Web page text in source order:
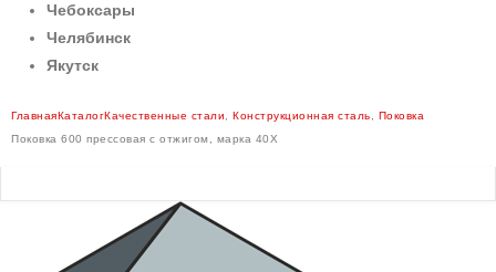
Чебоксары
Челябинск
Якутск
ГлавнаяКаталогКачественные стали ,Конструкционная сталь
Поковка
Поковка 600 прессовая с отжигом, марка 40Х